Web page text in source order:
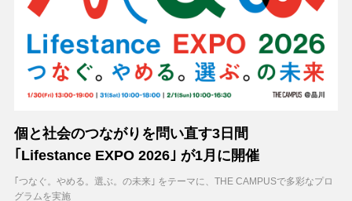
個と社会のつながりを問い直す3日間
｢Lifestance EXPO 2026｣ が1月に開催
｢つなぐ。やめる。選ぶ。の未来｣ をテーマに、THE CAMPUSで多彩なプロ
グラムを実施